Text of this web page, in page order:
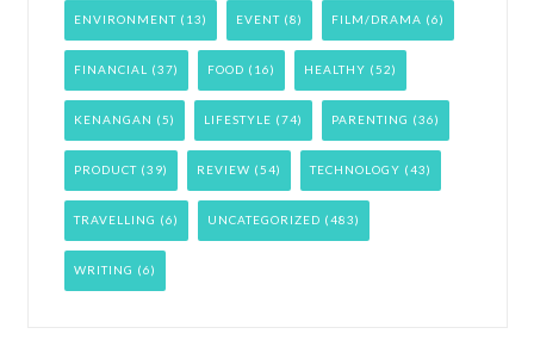
ENVIRONMENT(13) EVENT(8) FILM/DRAMA (6)
FINANCIAL (37) FOOD (16) HEALTHY (52)
KENANGAN (5) LIFESTYLE (74) PARENTING (36)
PRODUCT(39) REVIEW (54) TECHNOLOGY (43)
TRAVELLING (6) UNCATEGORIZED (483)
WRITING (6)